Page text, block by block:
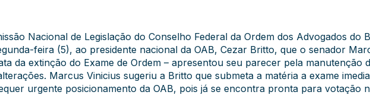
Nacional de Legislação do Conselho Federal da Ordem dos Advogados do
feira (5), ao presidente nacional da OAB, Cezar Britto, que o senador
da extinção do Exame de Ordem – apresentou seu parecer pela manutenção
Marcus Vinicius sugeriu a Britto que submeta a matéria a exame
urgente posicionamento da OAB, pois já se encontra pronta para votação